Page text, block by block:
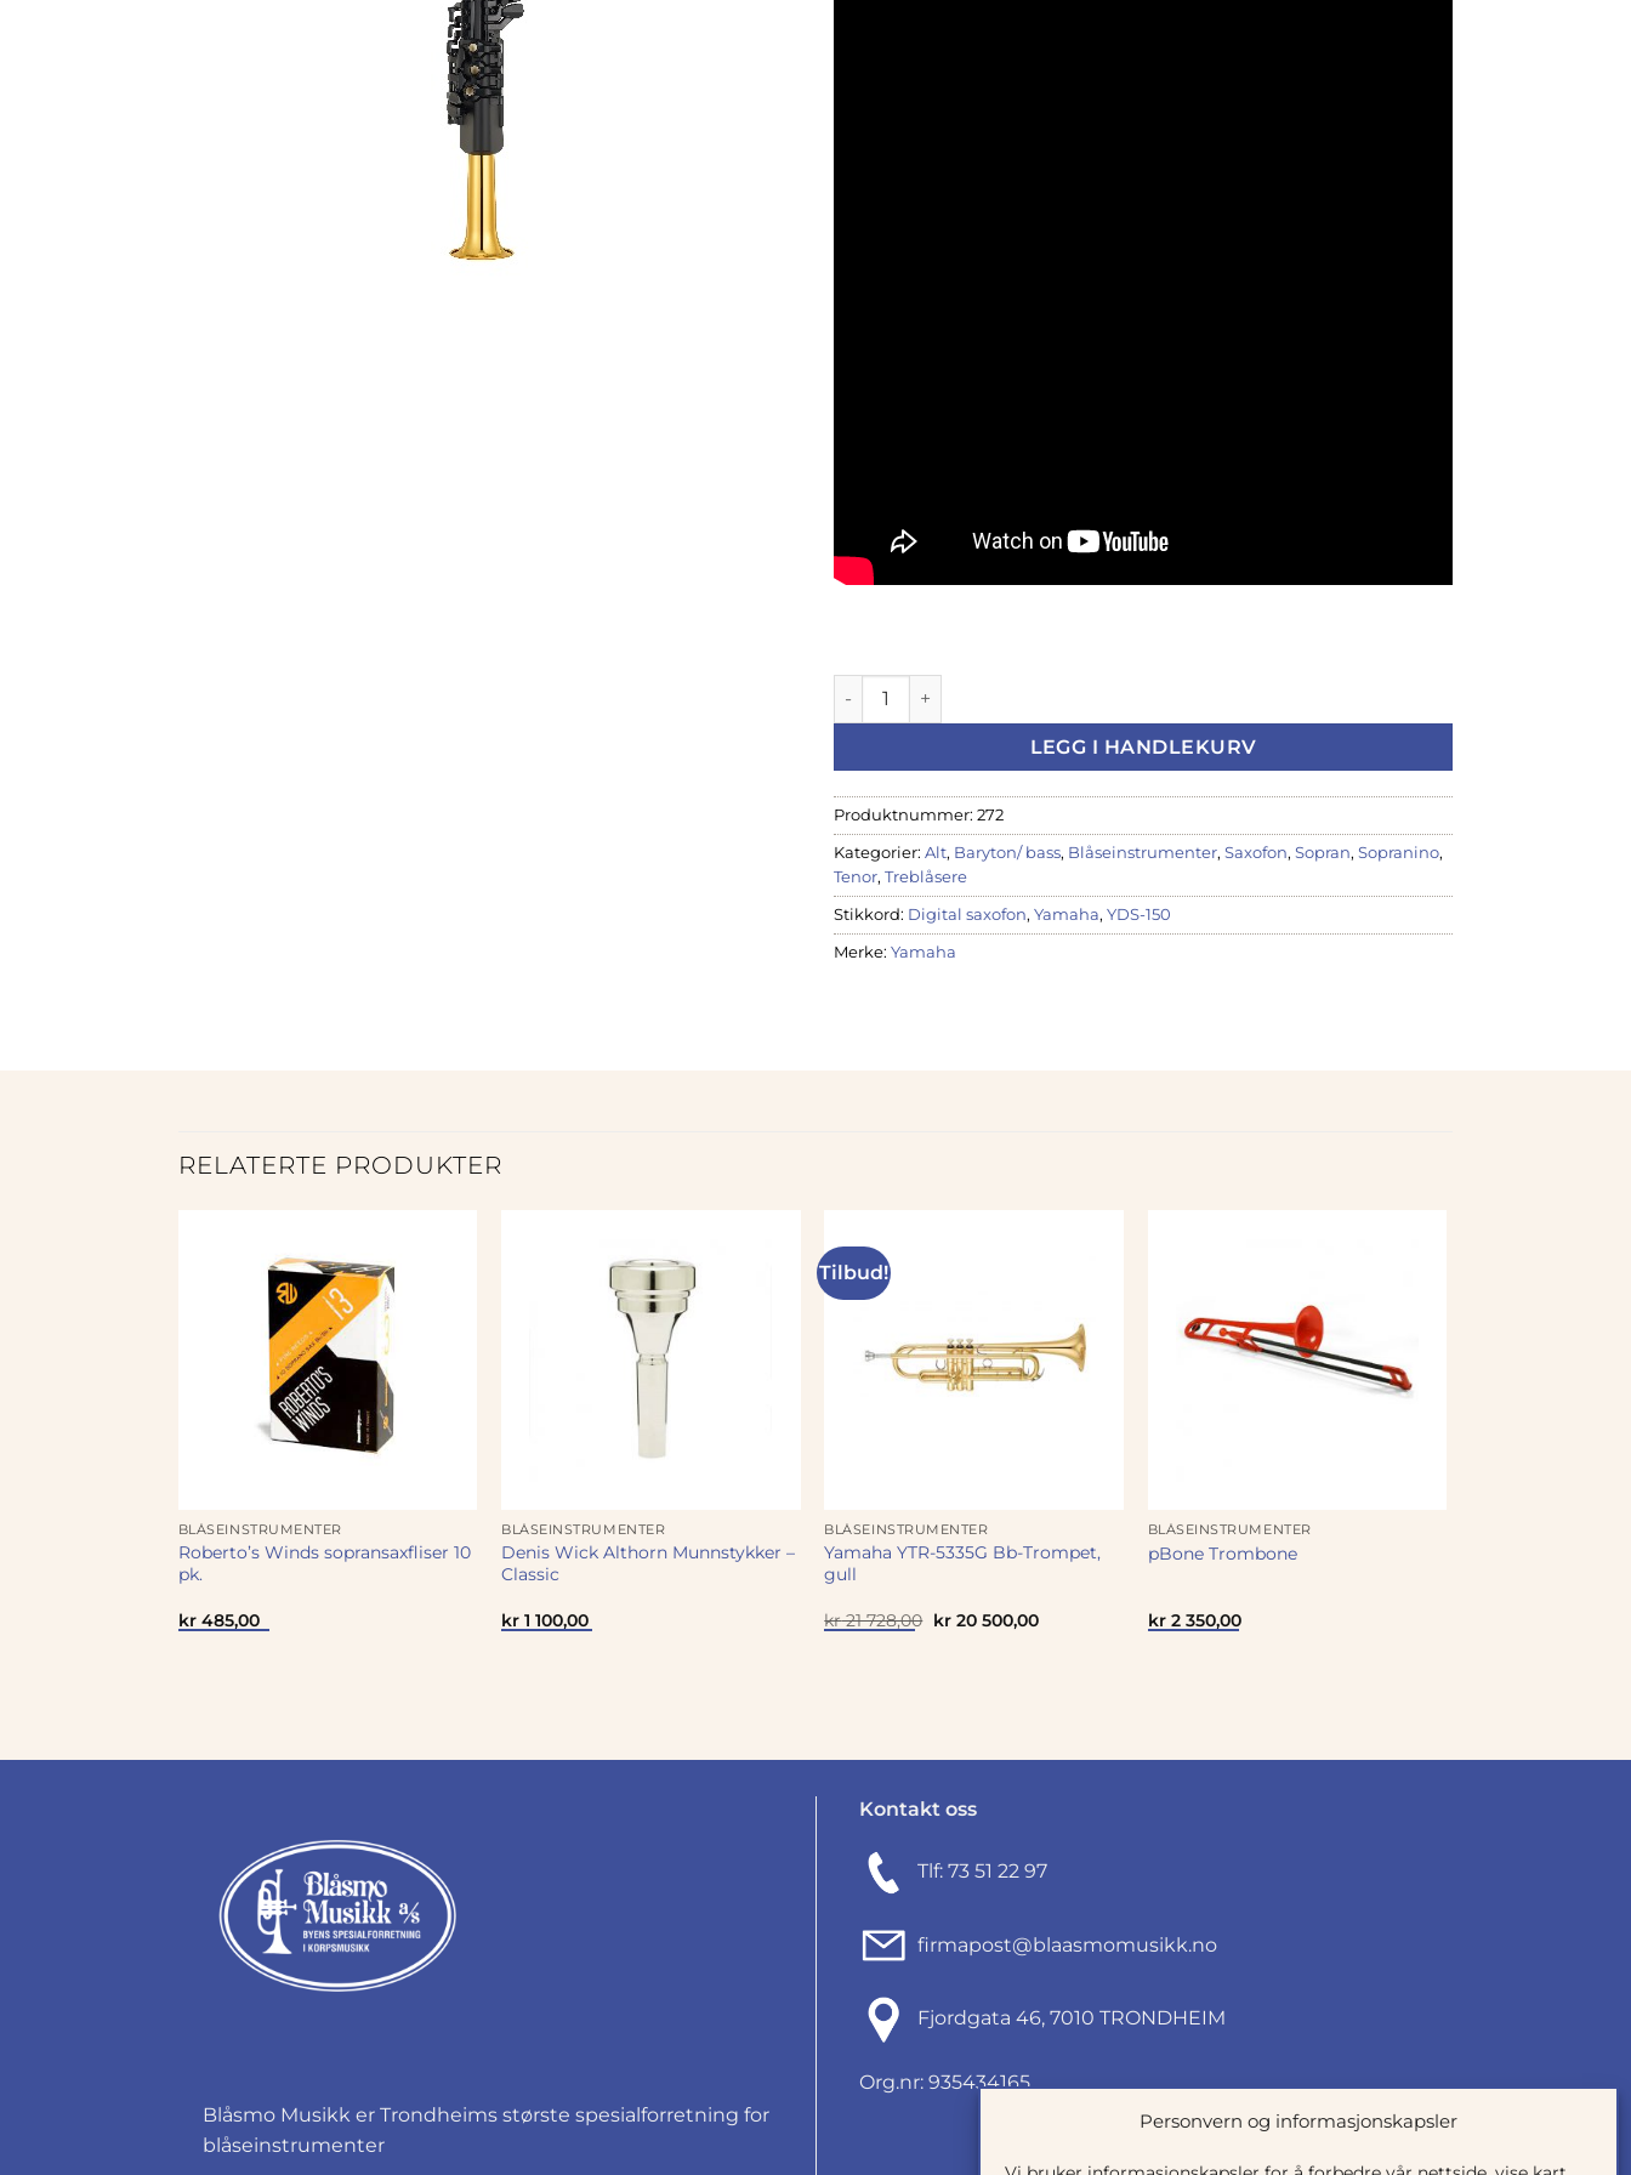
Personvern og informasjonskapsler
YAMAHA YDS-150 DIGITAL SAXOFON antall
LEGG I HANDLEKURV
Produktnummer: 272
Kategorier: Alt, Baryton/ bass, Blåseinstrumenter, Saxofon, Sopran, Sopranino,
Tenor, Treblåsere
Stikkord: Digital saxofon, Yamaha, YDS-150
Merke: Yamaha
RELATERTE PRODUKTER
BLÅSEINSTRUMENTER
Roberto’s Winds sopransaxfliser 10
pk.
kr485,00
BLÅSEINSTRUMENTER
Denis Wick Althorn Munnstykker –
Classic
kr 1 100,00
Tilbud!
BLÅSEINSTRUMENTER
Yamaha YTR-5335G Bb-Trompet,
gull
kr21 728,00 Opprinnelig
kr20 500,00Nåværende
BLÅSEINSTRUMENTER
pBone Trombone
kr2 350,00
Blåsmo Musikk er Trondheims største spesialforretning for
blåseinstrumenter
Kontakt oss
Tlf: 73 51 22 97
firmapost@blaasmomusikk.no
Fjordgata 46, 7010 TRONDHEIM
Org.nr: 935434165